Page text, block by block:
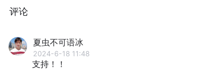
评论
夏虫不可语冰
2024-6-18 11:48
支持！！